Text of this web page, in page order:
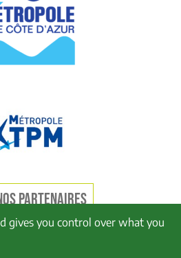
PARTENAIRES
gives you control over what you